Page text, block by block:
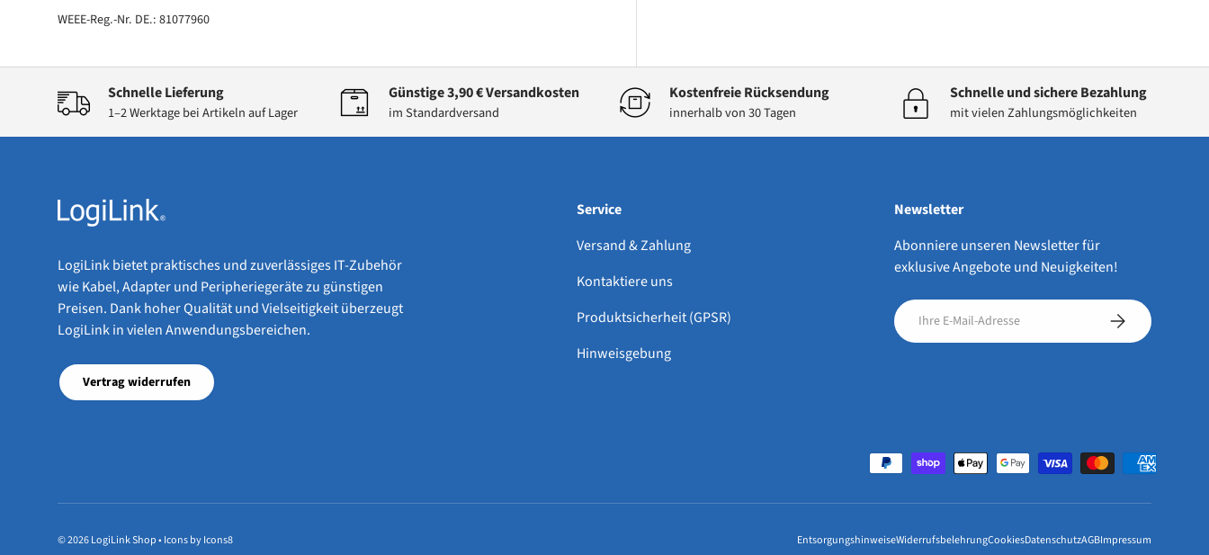
WEEE-Reg.-Nr. DE.: 81077960
Schnelle Lieferung
1–2 Werktage bei Artikeln auf Lager
Günstige 3,90 € Versandkosten
im Standardversand
Kostenfreie Rücksendung
innerhalb von 30 Tagen
Schnelle und sichere Bezahlung
mit vielen Zahlungsmöglichkeiten
LogiLink bietet praktisches und zuverlässiges IT-Zubehör
wie Kabel, Adapter und Peripheriegeräte zu günstigen
Preisen. Dank hoher Qualität und Vielseitigkeit überzeugt
LogiLink in vielen Anwendungsbereichen.
Vertrag widerrufen
Service
Versand & Zahlung
Kontaktiere uns
Produktsicherheit (GPSR)
Hinweisgebung
Newsletter
Abonniere unseren Newsletter für
exklusive Angebote und Neuigkeiten!
E-Mail Abonnieren
© 2026LogiLink Shop• Icons by Icons8 EntsorgungshinweiseWiderrufsbelehrungCookiesDatenschutzAGBImpressum